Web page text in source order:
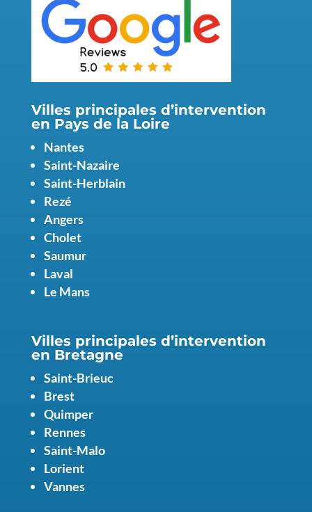
Villes principales d’intervention
en Pays de la Loire
Nantes
Saint-Nazaire
Saint-Herblain
Rezé
Angers
Cholet
Saumur
Laval
Le Mans
Villes principales d’intervention
en Bretagne
Saint-Brieuc
Brest
Quimper
Rennes
Saint-Malo
Lorient
Vannes